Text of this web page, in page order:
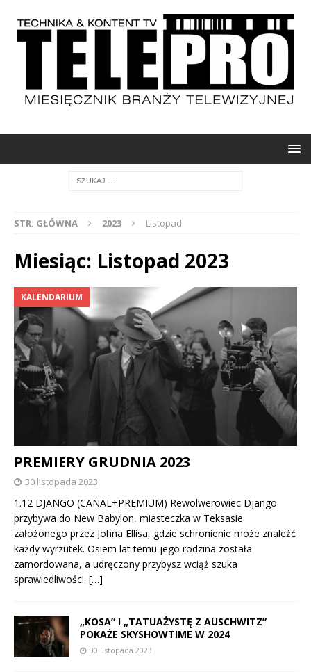
STR. GŁÓWNA 2023 Listopad
Miesiąc: Listopad 2023
KALENDARIUM
PREMIERY GRUDNIA 2023
30 listopada 2023
1.12 DJANGO (CANAL+PREMIUM) Rewolwerowiec Django
przybywa do New Babylon, miasteczka w Teksasie
założonego przez Johna Ellisa, gdzie schronienie może znaleźć
każdy wyrzutek. Osiem lat temu jego rodzina została
zamordowana, a udręczony przybysz wciąż szuka
sprawiedliwości. […]
„KOSA” I „TATUAŻYSTĘ Z AUSCHWITZ”
POKAŻE SKYSHOWTIME W 2024
30 listopada 2023